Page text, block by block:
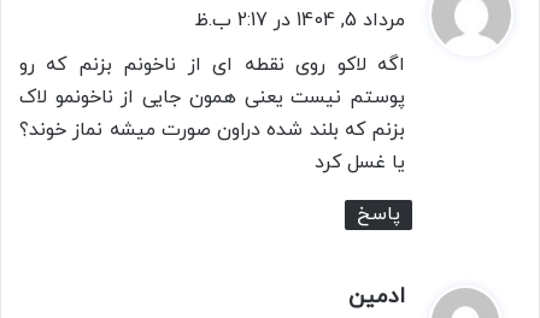
ف
ت
مرداد 5, 1404 در 2:17 ب.ظ
اگه لاکو روی نقطه ای از ناخونم بزنم که رو
پوستم نیست یعنی همون جایی از ناخونمو لاک
بزنم که بلند شده دراون صورت میشه نماز خوند؟
یا غسل کرد
پاسخ
ادمین